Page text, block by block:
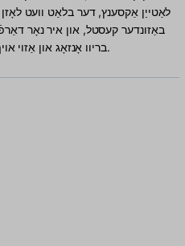
לאַטייַן אַקסענץ, דער בלאַט וועט לאָזן
באַזונדער קעסטל, און איר נאָר
דאָקומענט אָדער E- בריוו אָנזאָג און אַזוי אויף.